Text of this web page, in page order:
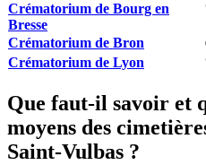
Crématorium de Bourg en
Bresse
Crématorium de Bron
Crématorium de Lyon
Que faut-il savoir et
moyens des
Saint-Vulbas ?